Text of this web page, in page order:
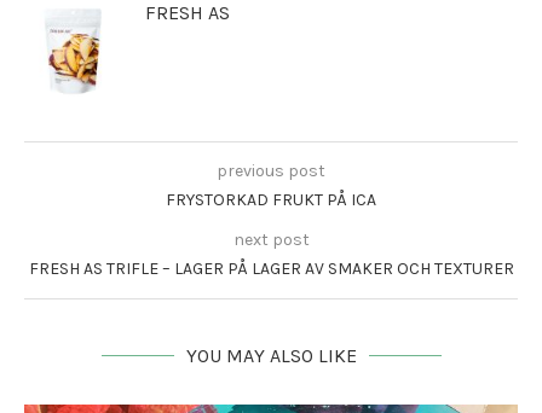
FRESH AS
previous post
FRYSTORKAD FRUKT PÅ ICA
next post
FRESH AS TRIFLE – LAGER PÅ LAGER AV SMAKER OCH TEXTURER
YOU MAY ALSO LIKE